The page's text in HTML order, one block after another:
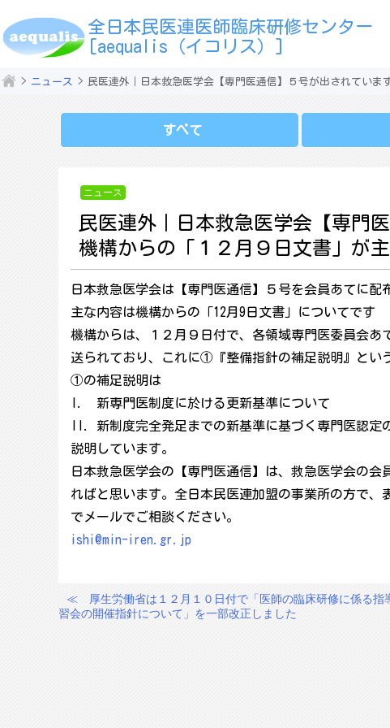
全日本民医連医師臨床研修センター
[aequalis（イコリス）]
ニュース 民医連外｜日本救急医学会【専門医通信】５号が出されてい
すべて
ニュース
民医連外｜日本救急医学会【専門
機構からの「１２月９日文書」が
日本救急医学会は【専門医通信】５号を会員あてに配
主な内容は機構からの「12月9日文書」についてです
機構からは、１２月９日付で、各領域専門医委員会
送られており、これに①『整備指針の補足説明』とい
①の補足説明は
I. 新専門医制度に於ける更新基準について
II. 新制度完全発足までの新基準に基づく専門医認定
説明しています。
日本救急医学会の【専門医通信】は、救急医学会の
ればと思います。全日本民医連加盟の事業所の方で
でメールでご相談ください。
ishi@min-iren.gr.jp
投≪
厚生労働省は１２月１０日付で「医師の臨床研修に係る指
習会の開催指針について」を一部改正しました